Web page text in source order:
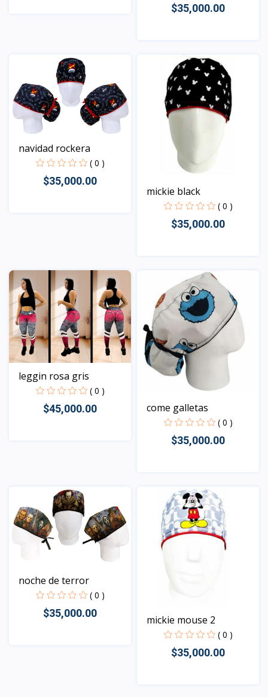
$35,000.00
navidad rockera
( 0 )
$35,000.00
mickie black
( 0 )
$35,000.00
Vista
leggin rosa gris
( 0 )
$45,000.00 come galletas
( 0 )
$35,000.00
noche de terror
( 0 )
$35,000.00
mickie mouse 2
( 0 )
$35,000.00